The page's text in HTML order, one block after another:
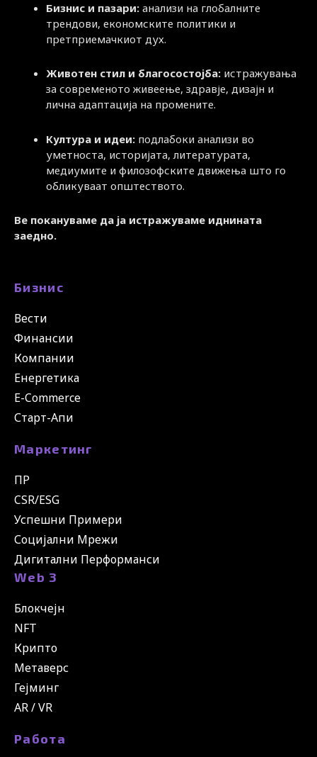
Бизнис и пазари: анализи на глобалните
трендови, економските политики и
претприемачкиот дух.
Животен стил и благосостојба: истражувања
за современото живеење, здравје, дизајн и
лична адаптација на промените.
Култура и идеи: подлабоки анализи во
уметноста, историјата, литературата,
медиумите и филозофските движења што го
обликуваат општеството.
Ве покануваме да ја истражуваме иднината
заедно.
Бизнис
Вести
Финансии
Компании
Енергетика
E-Commerce
Старт-Апи
Маркетинг
ПР
CSR/ESG
Успешни Примери
Социјални Мрежи
Дигитални Перформанси
Web 3
Блокчејн
NFT
Крипто
Метаверс
Гејминг
AR / VR
Работа